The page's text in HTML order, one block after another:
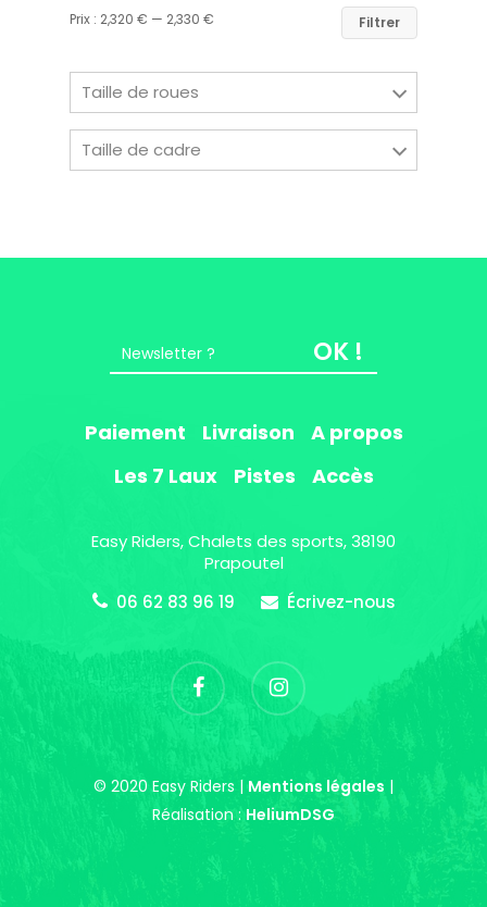
Filtrer
Prix : 2,320 € — 2,330 €
Taille de roues
Taille de cadre
OK !
Paiement Livraison
A propos
Les 7 Laux
Pistes Accès
Easy Riders, Chalets des sports, 38190
Prapoutel
06 62 83 96 19
Écrivez-nous
© 2020 Easy Riders | Mentions légales |
Réalisation : HeliumDSG
Chalets des sports